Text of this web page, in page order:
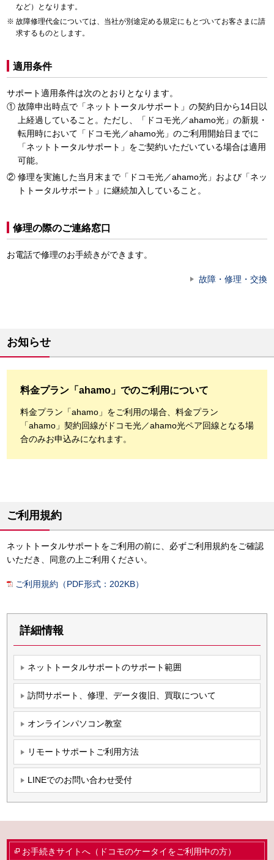
など）となります。
故障修理代金については、当社が別途定める規定にもとづいてお客さまに請
求するものとします。
適用条件
サポート適用条件は次のとおりとなります。
故障申出時点で「ネットトータルサポート」の契約日から14日以
上経過していること。ただし、「ドコモ光／ahamo光」の新規・
転用時において「ドコモ光／ahamo光」のご利用開始日までに
「ネットトータルサポート」をご契約いただいている場合は適用
可能。
修理を実施した当月末まで「ドコモ光／ahamo光」および「ネッ
トトータルサポート」に継続加入していること。
修理の際のご連絡窓口
お電話で修理のお手続きができます。
故障・修理・交換
お知らせ
料金プラン「ahamo」でのご利用について
料金プラン「ahamo」をご利用の場合、料金プラン
「ahamo」契約回線がドコモ光／ahamo光ペア回線となる場
合のみお申込みになれます。
ご利用規約
ネットトータルサポートをご利用の前に、必ずご利用規約をご確認
いただき、同意の上ご利用ください。
ご利用規約（PDF形式：202KB）
詳細情報
ネットトータルサポートのサポート範囲
訪問サポート、修理、データ復旧、買取について
オンラインパソコン教室
リモートサポートご利用方法
LINEでのお問い合わせ受付
お手続きサイトへ（ドコモのケータイをご利用中の方）